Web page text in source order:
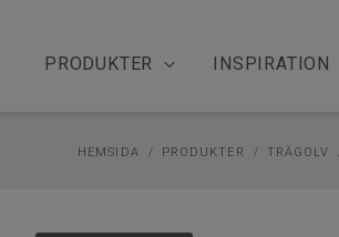
PRODUKTER INSPIRATION
HEMSIDA PRODUKTER TRÄGOLV